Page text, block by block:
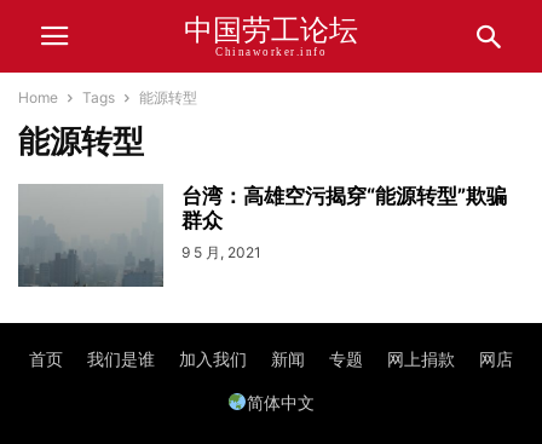
中国劳工论坛
Chinaworker.info
Home Tags 能源转型
能源转型
台湾：高雄空污揭穿“能源转型”欺骗
群众
9 5 月, 2021
首页 我们是谁 加入我们 新闻 专题 网上捐款 网店
简体中文